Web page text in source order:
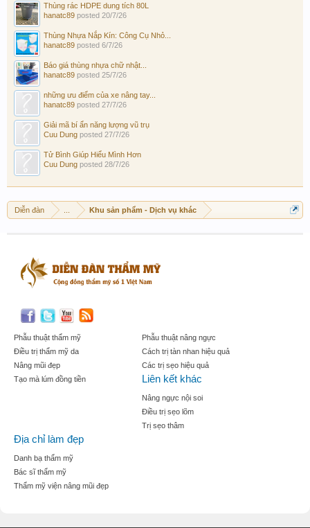
Thùng rác HDPE dung tích 80L
hanatc89 posted 20/7/26
Thùng Nhựa Nắp Kín: Công Cụ Nhỏ...
hanatc89 posted 6/7/26
Báo giá thùng nhựa chữ nhật...
hanatc89 posted 25/7/26
những ưu điểm của xe nâng tay...
hanatc89 posted 27/7/26
Giải mã bí ẩn năng lượng vũ trụ
Cuu Dung posted 27/7/26
Tử Bình Giúp Hiểu Mình Hơn
Cuu Dung posted 28/7/26
Diễn đàn Khu sản phẩm - Dịch vụ khác
Phẫu thuật thẩm mỹ
Điều trị thẩm mỹ da
Nâng mũi đẹp
Tạo mà lúm đồng tiền
Phẫu thuật nâng ngực
Cách trị tàn nhan hiệu quả
Các trị sẹo hiệu quả
Liên kết khác
Nâng ngực nội soi
Điều trị sẹo lõm
Trị sẹo thâm
Địa chỉ làm đẹp
Danh bạ thẩm mỹ
Bác sĩ thẩm mỹ
Thẩm mỹ viện nâng mũi đẹp